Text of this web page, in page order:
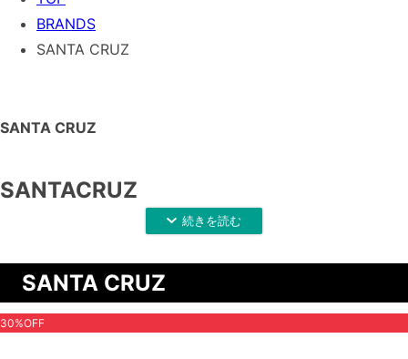
BRANDS
SANTA CRUZ
SANTA CRUZ
SANTACRUZ
1973年アメリカ北カリフォルニアサンタクルーズにて設立。
80年代、アーティストJim Phillips（ジム・フィリップス）を
起用し、永遠の名作スクリーミングハンド
り、その後も数々の名作アートデッキを世に送り出しました。
SANTA CRUZ
30%OFF